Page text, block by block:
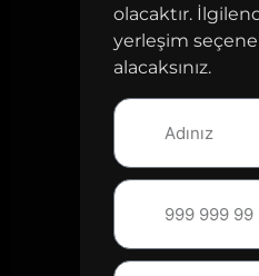
olacaktır.
yerleşim
alacaksınız.